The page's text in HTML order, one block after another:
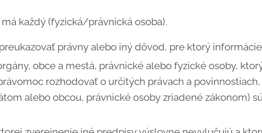
každý (fyzická/právnická osoba).
právny alebo iný dôvod, pre ktorý
obce a mestá, právnické alebo fyzické osoby,
rozhodovať o určitých právach a
alebo obcou, právnické osoby zriadené zákonom)